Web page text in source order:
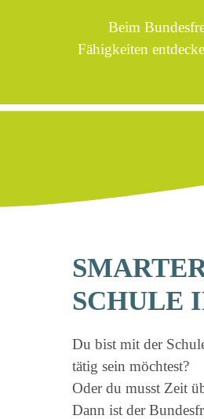
Beim
Fähigkeiten
SCHULE
Du bist mit der
tätig sein möchtest?
Oder du musst Zeit
Dann ist der